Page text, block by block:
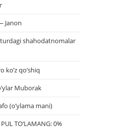
Janon
shahodatnomalar
qo’shiq
Muborak
(o’ylama mani)
TO‘LAMANG: 0%